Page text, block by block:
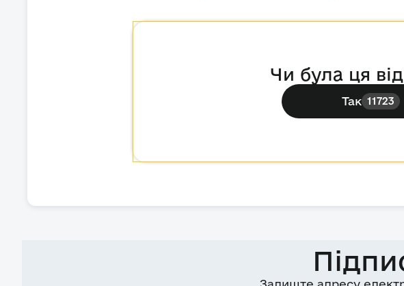
Чи була ця
Так 11723